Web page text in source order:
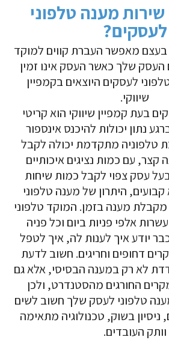
מענה טלפוני
לעסקים?
בעצם מאפשר העברת קווים למוקד
העסק שלך כאשר העסק אינו זמין
לעסקים היוצאים בקמפיין
שיווקי.
בעת קמפיין שיווקי הוא קריטי
נתון יכולות להיכנס אינספור
טלפוניה מתקדמת יכולה לקבל
עם כמות נציגים איכותיים
עסק צפוי לקבל כמות שיחות
היתרון של מענה טלפוני
מענה בזמן. המוקד טלפוני
אלפי פניות ביום וכל פניה
יודע איך לענות לה, איך לטפל
דחופים וחריגים. חשוב לדעת
לא רק במענה הבסיסי, אלא גם
החורגים מהסטנדרט, ולכן
טלפוני לעסק שלך חשוב לשים
ניסיון בשוק, טכנולוגיה מתאימה
וותק העובדים.